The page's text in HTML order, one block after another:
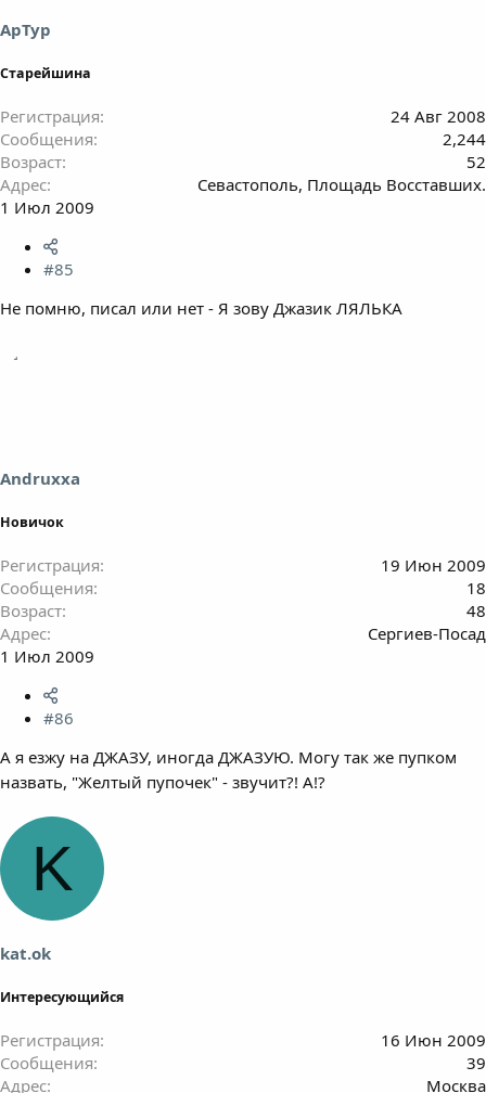
АрТур
Старейшина
Регистрация
24 Авг 2008
Сообщения
2,244
Возраст
52
Адрес
Севастополь, Площадь Восставших.
1 Июл 2009
#85
Не помню, писал или нет - Я зову Джазик ЛЯЛЬКА
Andruxxa
Новичок
Регистрация
19 Июн 2009
Сообщения
18
Возраст
48
Адрес
Сергиев-Посад
1 Июл 2009
#86
А я езжу на ДЖАЗУ, иногда ДЖАЗУЮ. Могу так же пупком
назвать, "Желтый пупочек" - звучит?! А!?
K
kat.ok
Интересующийся
Регистрация
16 Июн 2009
Сообщения
39
Адрес
Москва